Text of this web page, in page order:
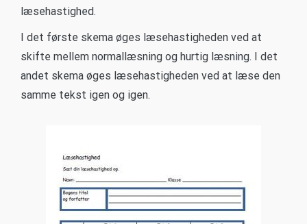
læsehastighed.
I det første skema øges læsehastigheden ved at
skifte mellem normallæsning og hurtig læsning. I det
andet skema øges læsehastigheden ved at læse den
samme tekst igen og igen.